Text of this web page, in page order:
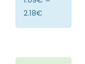
2.18€